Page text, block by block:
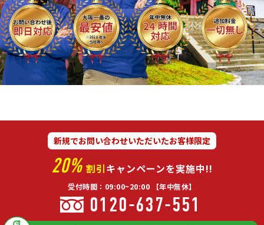
新規でお問い合わせいただいたお客様限定
20% 割引キャンペーンを実施中!!
受付時間：09:00~20:00 【年中無休】
0120-637-551